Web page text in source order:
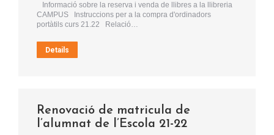
Informació sobre la reserva i venda de llibres a la llibreria
CAMPUS Instruccions per a la compra d'ordinadors
portàtils curs 21.22 Relació…
Details
Renovació de matricula de
l’alumnat de l’Escola 21-22